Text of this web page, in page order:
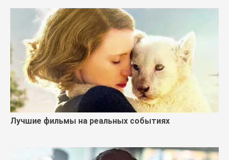
Лучшие фильмы на реальных событиях